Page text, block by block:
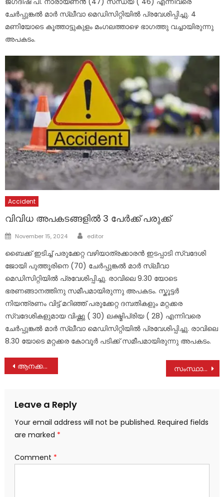
ചേർപ്പുങ്കൽ മാർ സ്ലീവാ മെഡിസിറ്റിയിൽ പ്രവേശിപ്പിച്ചു. 4
മണിയോടെ കൂത്താട്ടുകുളം മംഗലത്താഴെ ഭാഗത്തു വച്ചായിരുന്നു
അപകടം.
Accident
വിവിധ അപകടങ്ങളിൽ 3 പേർ‌ക്ക് പരുക്ക്
Posted
November 15, 2024 Author
editor
ബൈക്ക് ഇടിച്ച് പരുക്കേറ്റ വഴിയാത്രക്കാരൻ ഇടപ്പാടി സ്വദേശി
ജോയി പുത്തൂരിനെ (70) ചേർപ്പുങ്കൽ മാർ സ്ലീവാ
മെഡിസിറ്റിയിൽ പ്രവേശിപ്പിച്ചു. രാവിലെ 9.30 യോടെ
ഭരണങ്ങാനത്തിനു സമീപമായിരുന്നു അപകടം. സ്കൂട്ടർ
നിയന്ത്രണം വിട്ട് മറിഞ്ഞ് പരുക്കേറ്റ ദമ്പതികളും മറ്റക്കര
സ്വദേശികളുമായ വിഷ്ണു ( 30) ലക്ഷ്മിപ്രിയ ( 28) എന്നിവരെ
ചേർപ്പുങ്കൽ മാർ സ്ലീവാ മെഡിസിറ്റിയിൽ പ്രവേശിപ്പിച്ചു. രാവിലെ
8.30 യോടെ മറ്റക്കര കോവൂർ പടിക്ക് സമീപമായിരുന്നു അപകടം.
Post
ആനക്കല്ല് കുടിവെളള പദ്ധതിയ്ക്ക് തുടക്കമായി സംസ്ഥാനത്ത് സ്വർണവിലയിൽ നേരിയ കുറവ്
Leave a Reply
Your email address will not be published. Required fields
are marked *
Comment *